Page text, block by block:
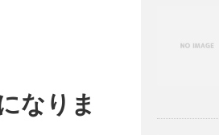
なりま